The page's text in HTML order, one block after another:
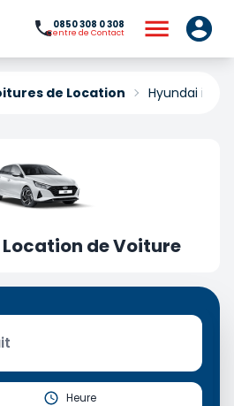
0850 308 0 308
Centre de Contact
de Location Hyundai i20
de Voiture
Heure